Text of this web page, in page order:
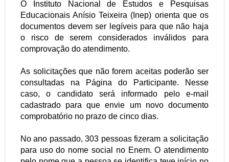
O Instituto Nacional de Estudos e Pesquisas
Educacionais Anísio Teixeira (Inep) orienta que os
documentos devem ser legíveis para que não haja
o risco de serem considerados inválidos para
comprovação do atendimento.
As solicitações que não forem aceitas poderão ser
consultadas na Página do Participante. Nesse
caso, o candidato será informado pelo e-mail
cadastrado para que envie um novo documento
comprobatório no prazo de cinco dias.
No ano passado, 303 pessoas fizeram a solicitação
para uso do nome social no Enem. O atendimento